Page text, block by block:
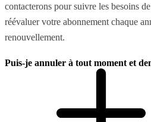
contacterons pour suivre les besoins
réévaluer votre abonnement chaque
renouvellement.
Puis-je annuler à tout moment et